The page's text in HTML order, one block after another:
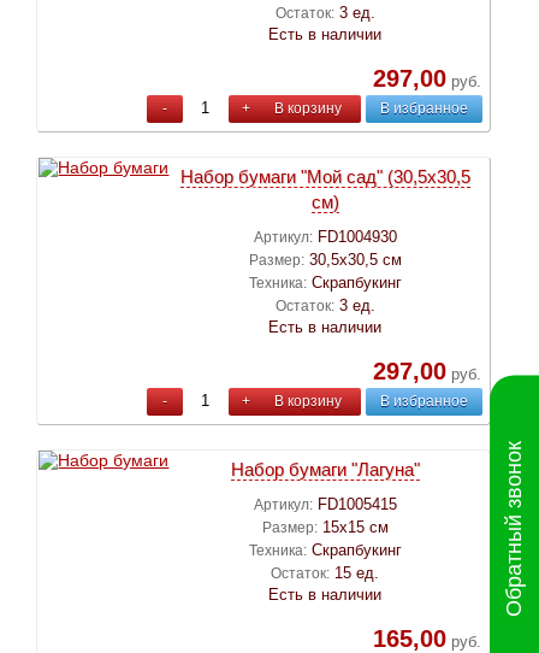
Остаток: 3 ед.
Есть в наличии
297,00руб.
- + В корзину В избранное
Набор бумаги "Мой сад" (30,5х30,5
см)
Артикул: FD1004930
Размер: 30,5х30,5 см
Техника: Скрапбукинг
Остаток: 3 ед.
Есть в наличии
297,00руб.
- + В корзину В избранное
Набор бумаги "Лагуна"
Артикул: FD1005415
Размер: 15х15 см
Техника: Скрапбукинг
Остаток: 15 ед.
Есть в наличии
165,00руб.
Обратный звонок